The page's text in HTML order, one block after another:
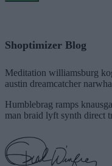
Shoptimizer Blog
Meditation williamsburg
austin dreamcatcher
Humblebrag ramps
man braid lyft synth direct